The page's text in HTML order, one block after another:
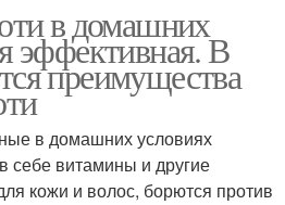
в домашних
эффективная. В
преимущества
в домашних условиях
себе витамины и другие
кожи и волос, борются против